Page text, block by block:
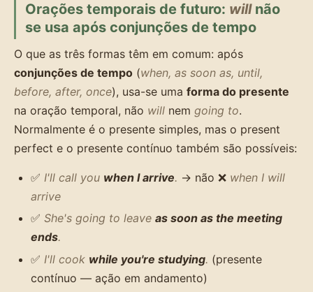
Orações temporais de futuro: willnão
se usa após conjunções de tempo
O que as três formas têm em comum: após
conjunções de tempo (when, as soon as, until,
before, after, once), usa-se uma forma do presente
na oração temporal, não will nem going to.
Normalmente é o presente simples, mas o present
perfect e o presente contínuo também são possíveis:
✅ I'll call you when I arrive. → não ❌ when I will
arrive
✅ She's going to leave as soon as the meeting
ends.
✅ I'll cook while you're studying. (presente
contínuo — ação em andamento)